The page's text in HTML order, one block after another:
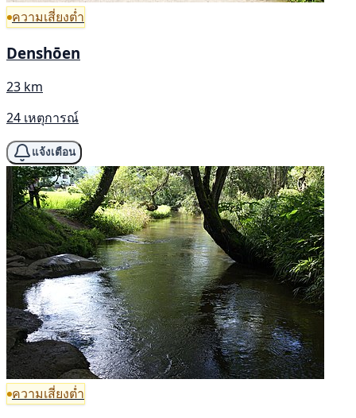
ความเสี่ยงต่ำ
Denshōen
23 km
24 เหตุการณ์
แจ้งเตือน
ความเสี่ยงต่ำ